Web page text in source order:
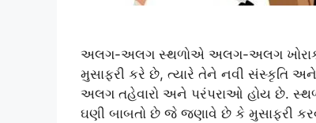
અલગ-અલગ સ્થળોએ અલગ-અલગ ખોરાક
મુસાફરી કરે છે, ત્યારે તેને નવી સંસ્કૃતિ
અલગ તહેવારો અને પરંપરાઓ હોય છે.
ઘણી બાબતો છે જે જણાવે છે કે મુસાફરી